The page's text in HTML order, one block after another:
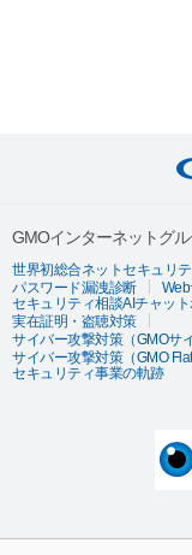
GMOインターネットグ
世界初総合ネットセキュリ
パスワード漏洩診断
セキュリティ相談AIチャット
実在証明・盗聴対策
サイバー攻撃対策（GMOサ
サイバー攻撃対策（GMO
セキュリティ事業の軌跡